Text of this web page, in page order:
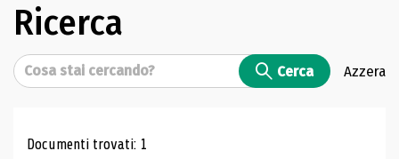
Ricerca
Cerca Cerca Azzera
Risultati di ricerca
Documenti trovati: 1